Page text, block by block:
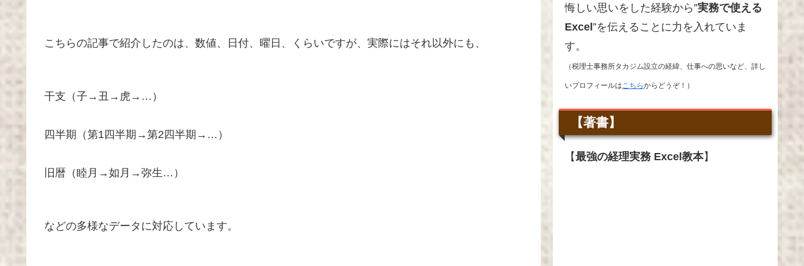
こちらの記事で紹介したのは、数値、日付、曜日、くらいですが、実際にはそれ以外にも、
干支（子→丑→虎→…）
四半期（第1四半期→第2四半期→…）
旧暦（睦月→如月→弥生…）
などの多様なデータに対応しています。
悔しい思いをした経験から”実務で使える
Excel ”を伝えることに力を入れていま
す。
（税理士事務所タカジム設立の経緯、仕事への思いなど、詳し
いプロフィールはこちらからどうぞ！）
【著書】
【最強の経理実務 Excel教本】